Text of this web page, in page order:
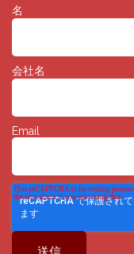
とはありません。
1. お客様から予め同意をい
危険に対処するため、やむ
＜個人情報の外部委託＞
当社は、上記の個人情報の
＜個人情報の開示・修正・
当社は、取得させていただ
お申し出があった場合は、
に対応致します。
・利用目的の通知
名
会社名
Email